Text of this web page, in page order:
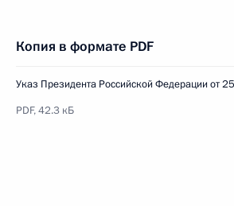
Копия в формате PDF
Указ Президента Российской Федерации от
PDF, 42.3 кБ